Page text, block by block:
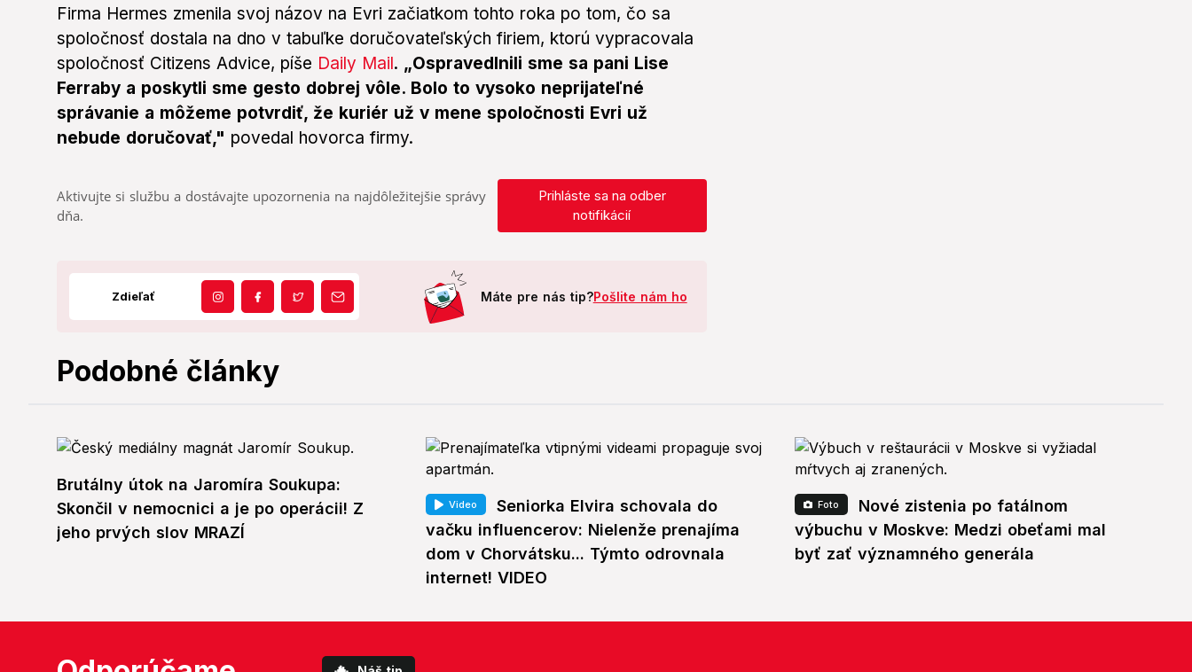
Firma Hermes zmenila svoj názov na Evri začiatkom tohto roka po tom, čo sa
spoločnosť dostala na dno v tabuľke doručovateľských firiem, ktorú vypracovala
spoločnosť Citizens Advice, píše Daily Mail. „Ospravedlnili sme sa pani Lise
Ferraby a poskytli sme gesto dobrej vôle. Bolo to vysoko neprijateľné
správanie a môžeme potvrdiť, že kuriér už v mene spoločnosti Evri už
nebude doručovať," povedal hovorca firmy.
Aktivujte si službu a dostávajte upozornenia na najdôležitejšie správy
dňa.
Prihláste sa na odber
notifikácií
Zdieľať Máte pre nás tip?Pošlite nám ho
Podobné články
Brutálny útok na Jaromíra Soukupa:
Skončil v nemocnici a je po operácii! Z
jeho prvých slov MRAZÍ
Video
Seniorka Elvira schovala do
vačku influencerov: Nielenže prenajíma
dom v Chorvátsku... Týmto odrovnala
internet! VIDEO
Foto
Nové zistenia po fatálnom
výbuchu v Moskve: Medzi obeťami mal
byť zať významného generála